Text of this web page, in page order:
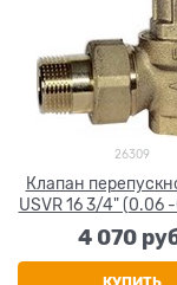
26309
Клапан
USVR 16 3/4" (0.06 -
4 070